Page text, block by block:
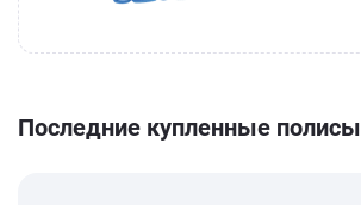
Последние купленные полисы